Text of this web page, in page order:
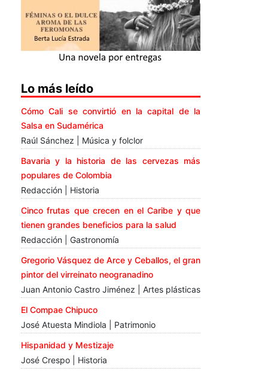
Lo más leído
Cómo Cali se convirtió en la capital de la
Salsa en Sudamérica
Raúl Sánchez | Música y folclor
Bavaria y la historia de las cervezas más
populares de Colombia
Redacción | Historia
Cinco frutas que crecen en el Caribe y que
tienen grandes beneficios para la salud
Redacción | Gastronomía
Gregorio Vásquez de Arce y Ceballos, el gran
pintor del virreinato neogranadino
Juan Antonio Castro Jiménez | Artes plásticas
El Compae Chipuco
José Atuesta Mindiola | Patrimonio
Hispanidad y Mestizaje
José Crespo | Historia